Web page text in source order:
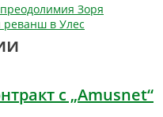
Зоря
реванш в Улес
с „Amusnet“